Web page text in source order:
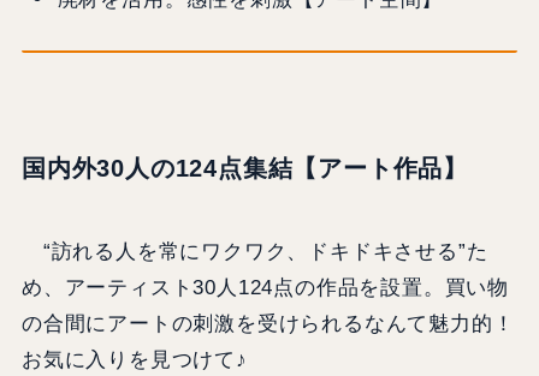
国内外30人の124点集結【アート作品】
“訪れる人を常にワクワク、ドキドキさせる”た
め、アーティスト30人124点の作品を設置。買い物
の合間にアートの刺激を受けられるなんて魅力的！
お気に入りを見つけて♪